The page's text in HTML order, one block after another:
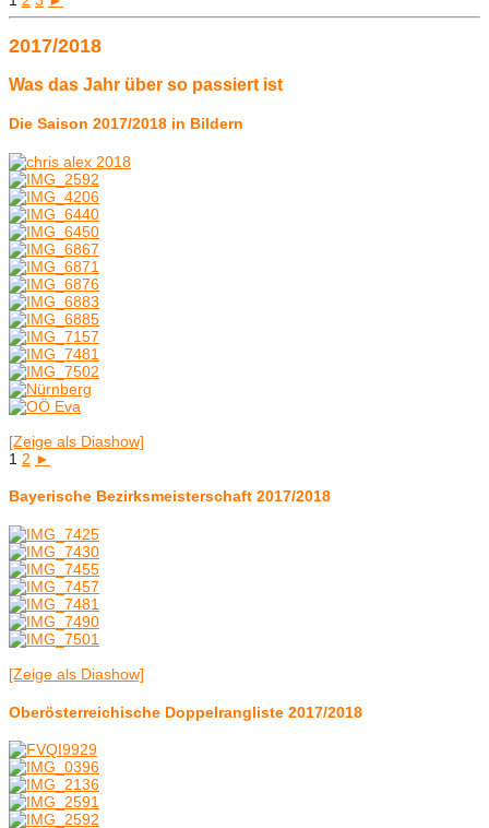
2017/2018
Was das Jahr über so passiert ist
Die Saison 2017/2018 in Bildern
[Zeige als Diashow]
1 2 ►
Bayerische Bezirksmeisterschaft 2017/2018
[Zeige als Diashow]
Oberösterreichische Doppelrangliste 2017/2018